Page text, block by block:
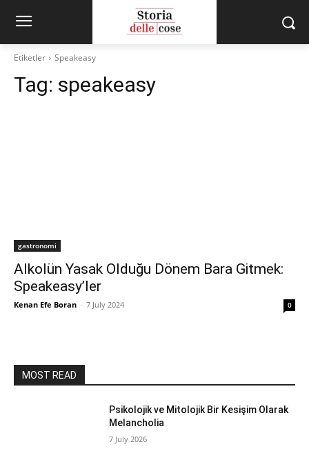
Etiketler Speakeasy
Tag: speakeasy
gastronomi
Alkolün Yasak Olduğu Dönem Bara Gitmek:
Speakeasy’ler
Kenan Efe Boran - 7 July 2024 0
MOST READ
Psikolojik ve Mitolojik Bir Kesişim Olarak
Melancholia
7 July 2026